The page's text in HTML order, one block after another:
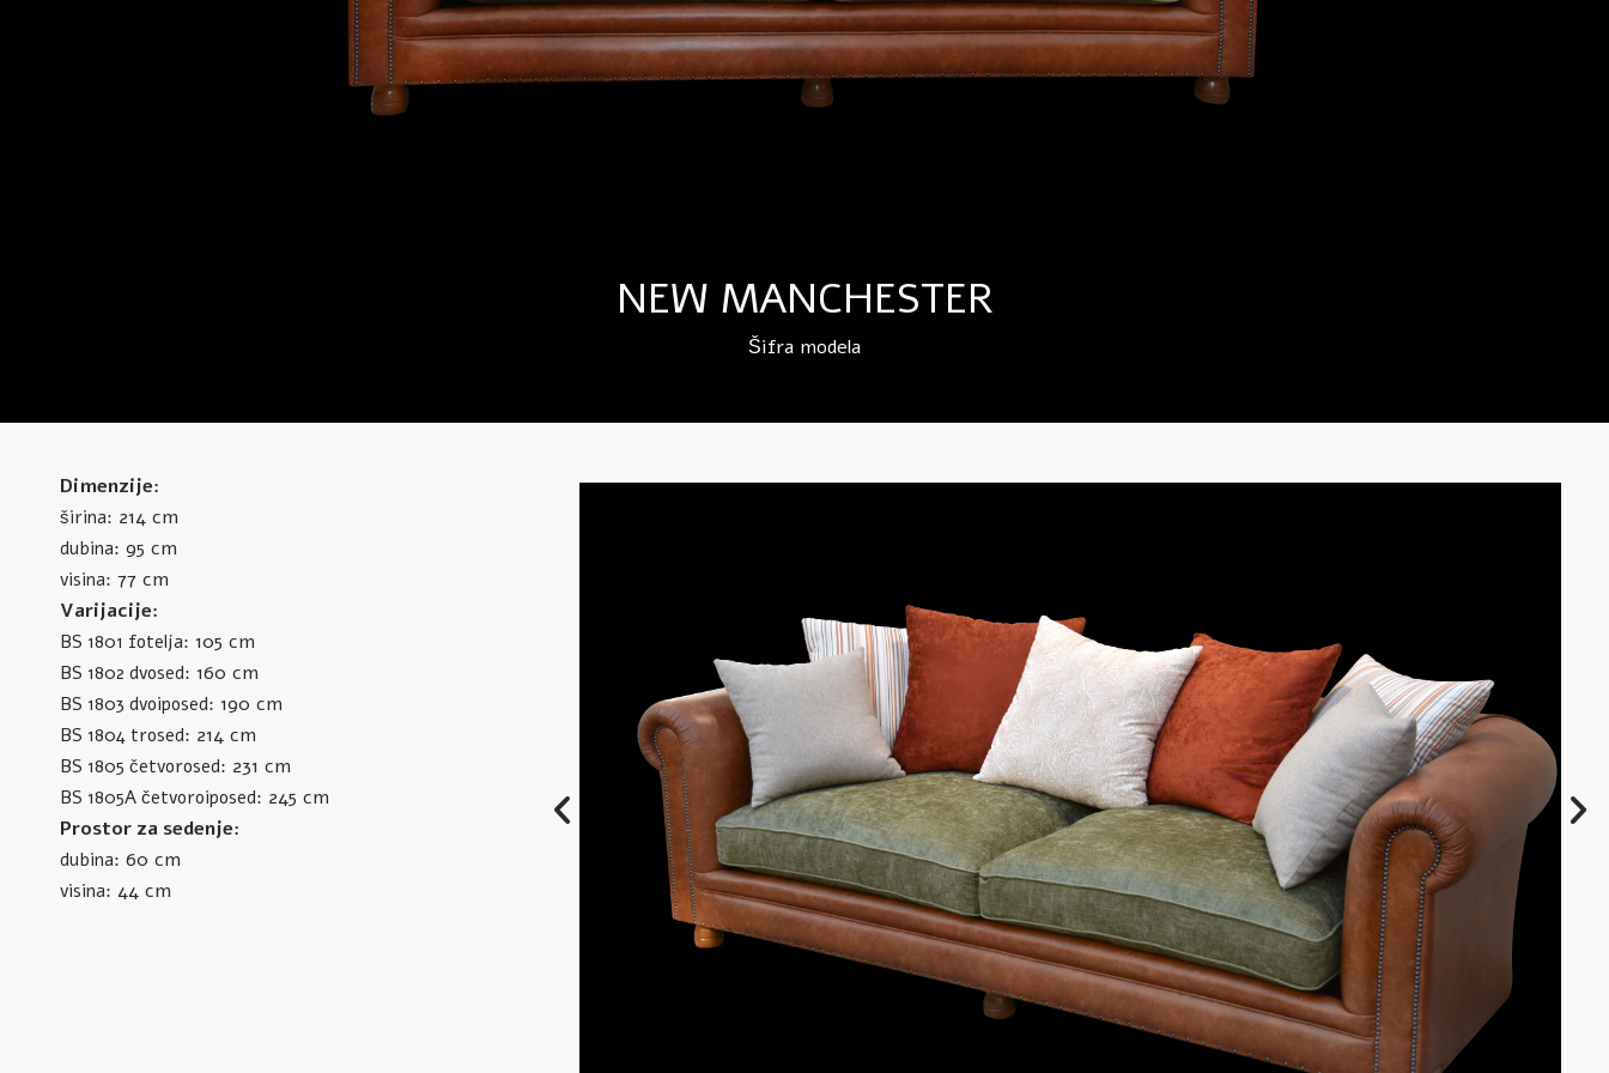
NEW MANCHESTER
Šifra modela
Dimenzije:
širina: 214 cm
dubina: 95 cm
visina: 77 cm
Varijacije:
BS 1801 fotelja: 105 cm
BS 1802 dvosed: 160 cm
BS 1803 dvoiposed: 190 cm
BS 1804 trosed: 214 cm
BS 1805 četvorosed: 231 cm
BS 1805A četvoroiposed: 245 cm
Prostor za sedenje:
dubina: 60 cm
visina: 44 cm